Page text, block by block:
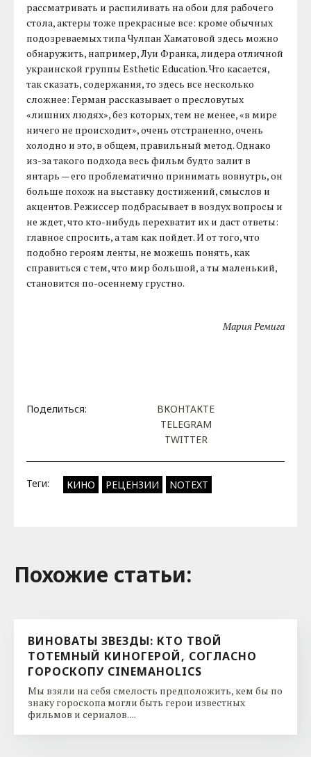
рассматривать и распиливать на обои для рабочего
стола, актеры тоже прекрасные все: кроме обычных
подозреваемых типа Чулпан Хаматовой здесь можно
обнаружить, например, Луи Франка, лидера отличной
украинской группы Esthetic Education. Что касается,
так сказать, содержания, то здесь все несколько
сложнее: Герман рассказывает о пресловутых
«лишних людях», без которых, тем не менее, «в мире
ничего не происходит», очень отстраненно, очень
холодно и это, в общем, правильный метод. Однако
из-за такого подхода весь фильм будто залит в
янтарь — его проблематично принимать вовнутрь, он
больше похож на выставку достижений, смыслов и
акцентов. Режиссер подбрасывает в воздух вопросы и
не ждет, что кто-нибудь перехватит их и даст ответы:
главное спросить, а там как пойдет. И от того, что
подобно героям ленты, не можешь понять, как
справиться с тем, что мир большой, а ты маленький,
становится по-осеннему грустно.
Мария Ремига
Поделиться:
ВКОНТАКТЕ
TELEGRAM
TWITTER
Теги: КИНО РЕЦЕНЗИИ NOTEXT
Похожие cтатьи:
ВИНОВАТЫ ЗВЕЗДЫ: КТО ТВОЙ
ТОТЕМНЫЙ КИНОГЕРОЙ, СОГЛАСНО
ГОРОСКОПУ CINEMAHOLICS
Мы взяли на себя смелость предположить, кем бы по
знаку гороскопа могли быть герои известных
фильмов и сериалов. ...